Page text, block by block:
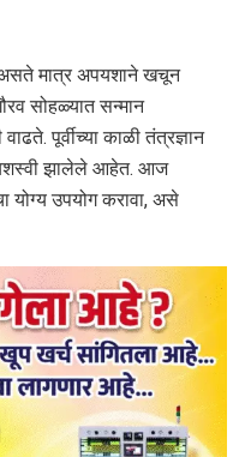
मात्र अपयशाने खचून
सोहळ्यात सन्मान
पूर्वीच्या काळी तंत्रज्ञान
झालेले आहेत. आज
योग्य उपयोग करावा, असे